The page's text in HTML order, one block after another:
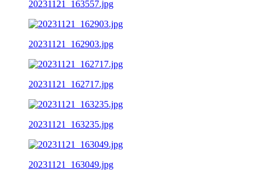
20231121_163557.jpg
20231121_162903.jpg
20231121_162717.jpg
20231121_163235.jpg
20231121_163049.jpg